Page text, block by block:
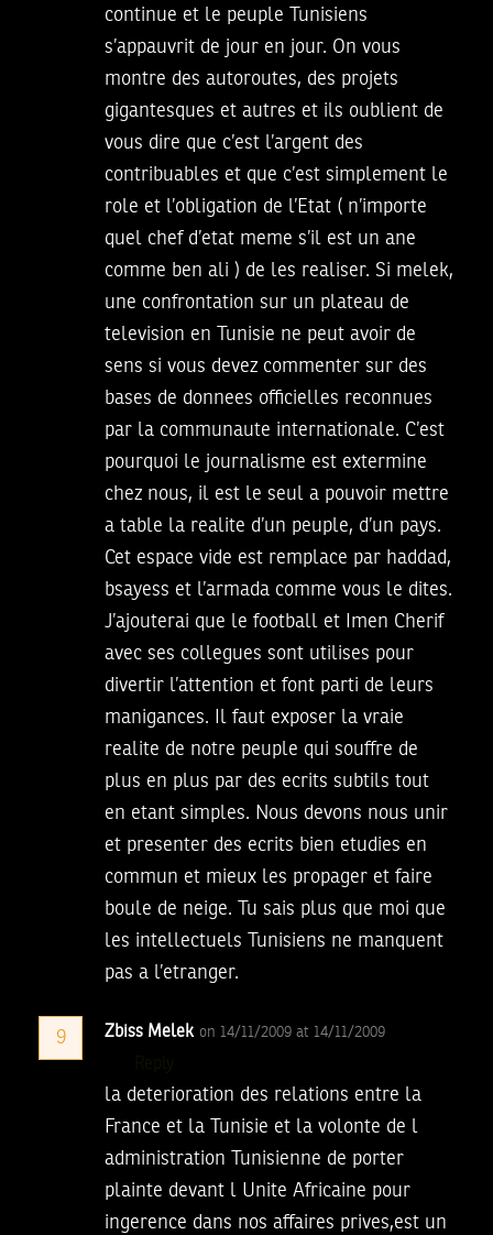
continue et le peuple Tunisiens
s’appauvrit de jour en jour. On vous
montre des autoroutes, des projets
gigantesques et autres et ils oublient de
vous dire que c’est l’argent des
contribuables et que c’est simplement le
role et l’obligation de l’Etat ( n’importe
quel chef d’etat meme s’il est un ane
comme ben ali ) de les realiser. Si melek,
une confrontation sur un plateau de
television en Tunisie ne peut avoir de
sens si vous devez commenter sur des
bases de donnees officielles reconnues
par la communaute internationale. C’est
pourquoi le journalisme est extermine
chez nous, il est le seul a pouvoir mettre
a table la realite d’un peuple, d’un pays.
Cet espace vide est remplace par haddad,
bsayess et l’armada comme vous le dites.
J’ajouterai que le football et Imen Cherif
avec ses collegues sont utilises pour
divertir l’attention et font parti de leurs
manigances. Il faut exposer la vraie
realite de notre peuple qui souffre de
plus en plus par des ecrits subtils tout
en etant simples. Nous devons nous unir
et presenter des ecrits bien etudies en
commun et mieux les propager et faire
boule de neige. Tu sais plus que moi que
les intellectuels Tunisiens ne manquent
pas a l’etranger.
9 Zbiss Melek on 14/11/2009 at 14/11/2009
la deterioration des relations entre la
France et la Tunisie et la volonte de l
administration Tunisienne de porter
plainte devant l Unite Africaine pour
ingerence dans nos affaires prives,est un